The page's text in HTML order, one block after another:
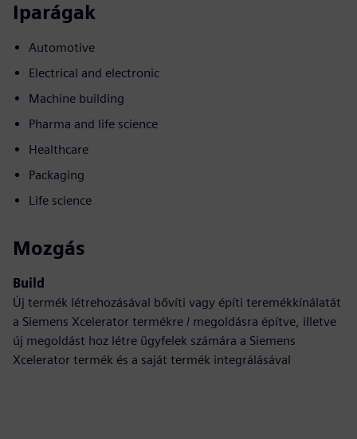
Iparágak
Automotive
Electrical and electronic
Machine building
Pharma and life science
Healthcare
Packaging
Life science
Mozgás
Build
Új termék létrehozásával bővíti vagy építi teremékkínálatát
a Siemens Xcelerator termékre / megoldásra építve, illetve
új megoldást hoz létre ügyfelek számára a Siemens
Xcelerator termék és a saját termék integrálásával